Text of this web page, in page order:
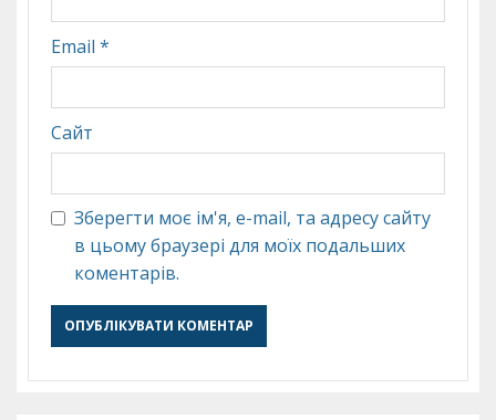
Email *
Сайт
Зберегти моє ім'я, e-mail, та адресу сайту
в цьому браузері для моїх подальших
коментарів.